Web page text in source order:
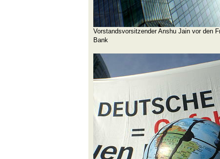
Vorstandsvorsitzender Anshu Jain vor den
Bank